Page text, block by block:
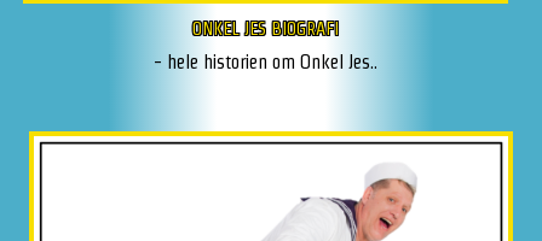
ONKEL JES BIOGRAFI
- hele historien om Onkel Jes..